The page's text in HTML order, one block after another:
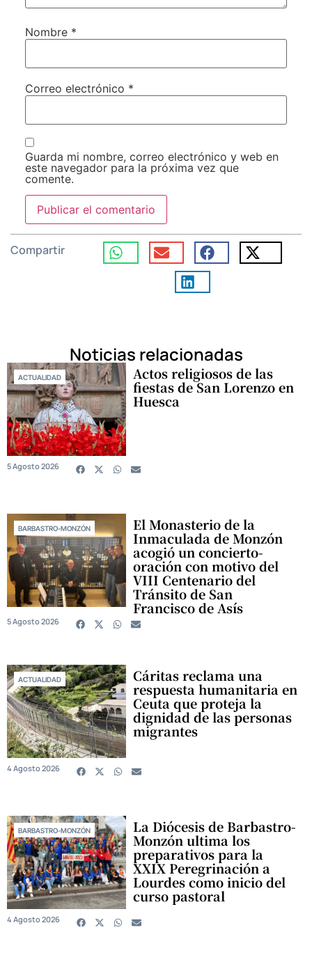
Nombre *
Correo electrónico *
Guarda mi nombre, correo electrónico y web en
este navegador para la próxima vez que
comente.
Compartir
Noticias relacionadas
ACTUALIDAD Actos religiosos de las
fiestas de San Lorenzo en
Huesca
5 Agosto 2026
BARBASTRO-MONZÓN El Monasterio de la
Inmaculada de Monzón
acogió un concierto-
oración con motivo del
VIII Centenario del
Tránsito de San
Francisco de Asís
5 Agosto 2026
ACTUALIDAD Cáritas reclama una
respuesta humanitaria en
Ceuta que proteja la
dignidad de las personas
migrantes
4 Agosto 2026
BARBASTRO-MONZÓN La Diócesis de Barbastro-
Monzón ultima los
preparativos para la
XXIX Peregrinación a
Lourdes como inicio del
curso pastoral
4 Agosto 2026